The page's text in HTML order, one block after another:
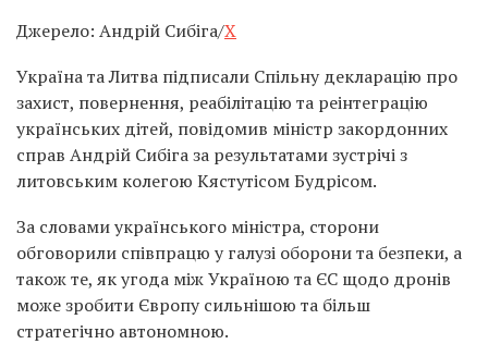
Джерело: Андрій Сибіга/X
Україна та Литва підписали Спільну декларацію про
захист, повернення, реабілітацію та реінтеграцію
українських дітей, повідомив міністр закордонних
справ Андрій Сибіга за результатами зустрічі з
литовським колегою Кястутісом Будрісом.
За словами українського міністра, сторони
обговорили співпрацю у галузі оборони та безпеки, а
також те, як угода між Україною та ЄС щодо дронів
може зробити Європу сильнішою та більш
стратегічно автономною.